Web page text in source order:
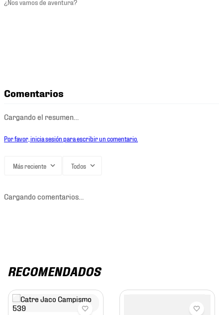
¿Nos vamos de aventura?
Comentarios
Cargando el resumen…
Por favor, inicia sesión para escribir un comentario.
Más reciente Todos
Cargando comentarios…
RECOMENDADOS